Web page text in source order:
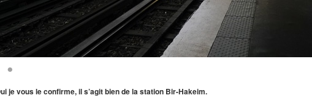
je vous le confirme, il s’agit bien de la station Bir-Hakeim.